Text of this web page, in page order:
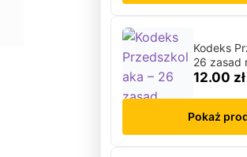
Nauka pisania i czytania
Kodeks
26 zasad
12.00 zł
Pokaż